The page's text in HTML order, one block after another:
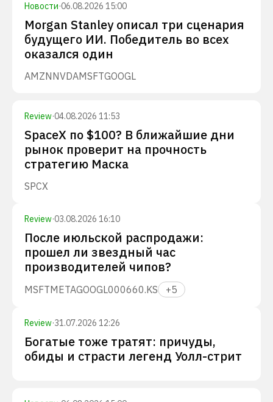
Новости·06.08.2026 15:00
Morgan Stanley описал три сценария
будущего ИИ. Победитель во всех
оказался один
AMZNNVDAMSFTGOOGL
Review·04.08.2026 11:53
SpaceX по $100? В ближайшие дни
рынок проверит на прочность
стратегию Маска
SPCX
Review·03.08.2026 16:10
После июльской распродажи:
прошел ли звездный час
производителей чипов?
MSFTMETAGOOGL000660.KS +5
Review·31.07.2026 12:26
Богатые тоже тратят: причуды,
обиды и страсти легенд Уолл-стрит